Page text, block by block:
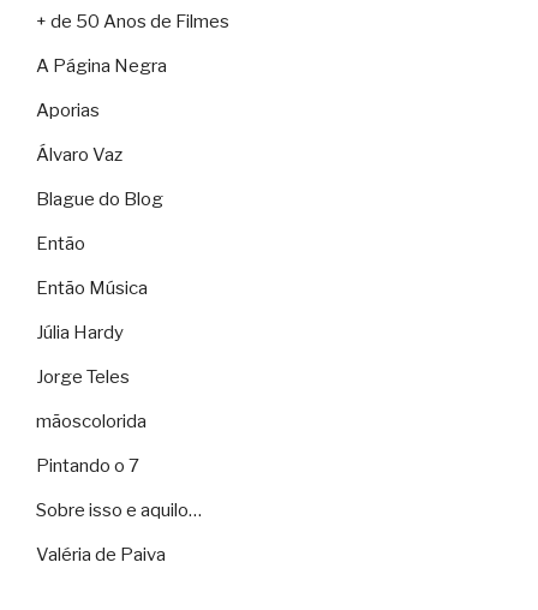
+ de 50 Anos de Filmes
A Página Negra
Aporias
Álvaro Vaz
Blague do Blog
Então
Então Música
Júlia Hardy
Jorge Teles
mãoscolorida
Pintando o 7
Sobre isso e aquilo…
Valéria de Paiva